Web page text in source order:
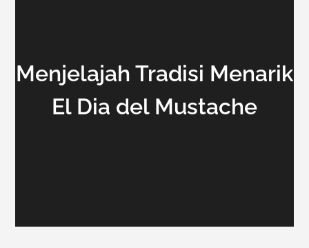
Menjelajah Tradisi Menarik
El Dia del Mustache